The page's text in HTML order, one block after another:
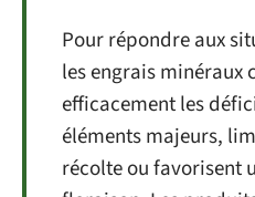
Pour répondre aux
les engrais minéraux
efficacement les
éléments majeurs,
récolte ou favorisent